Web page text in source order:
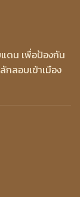
ดน เพื่อป้องกัน
ลอบเข้าเมือง